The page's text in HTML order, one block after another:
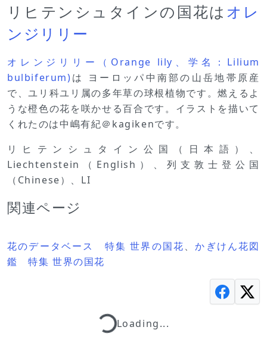
リヒテンシュタインの国花は オレ
ンジリリー
オレンジリリー（Orange lily、学名：Lilium
bulbiferum)は ヨーロッパ中南部の山岳地帯原産
で、ユリ科ユリ属の多年草の球根植物です。燃えるよ
うな橙色の花を咲かせる百合です。イラストを描いて
くれたのは中嶋有紀＠kagikenです。
リヒテンシュタイン公国（日本語）、
Liechtenstein（English）、列支敦士登公国
（Chinese）、LI
関連ページ
花のデータベース 特集 世界の国花、かぎけん花図
鑑 特集 世界の国花
Loading...Loading...